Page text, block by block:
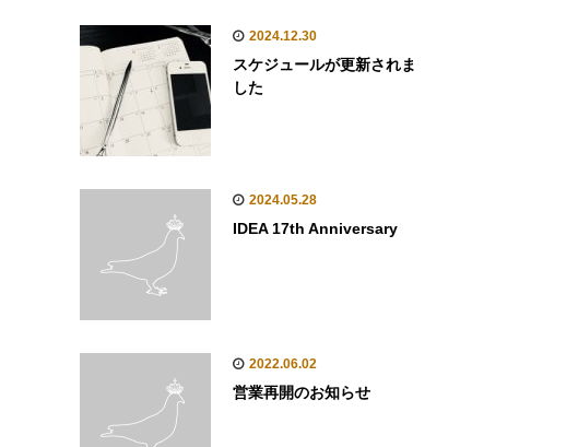
2024.12.30
スケジュールが更新されま
した
2024.05.28
IDEA 17th Anniversary
2022.06.02
営業再開のお知らせ